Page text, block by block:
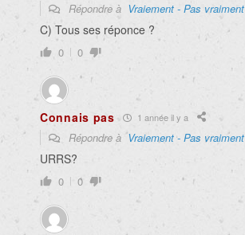
Répondre à Vraiement - Pas vraiment
C) Tous ses réponce ?
0 0
Connais pas 1 année il y a
Répondre àVraiement - Pas vraiment
URRS?
0 0